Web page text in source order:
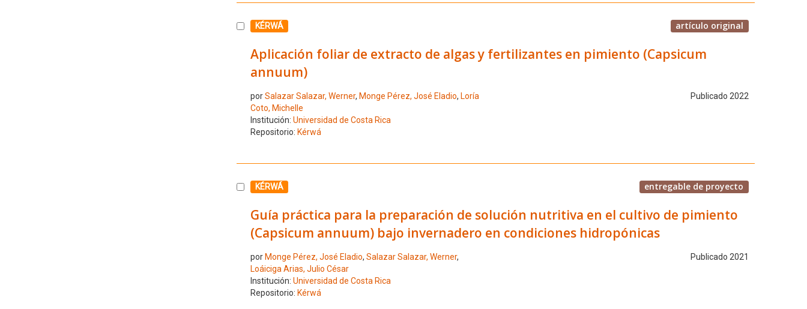
Seleccione el número de resultado 3
KÉRWÁ artículo original
Aplicación foliar de extracto de algas y fertilizantes en pimiento (Capsicum
annuum)
porSalazar Salazar, Werner, Monge Pérez, José Eladio, Loría
Coto, Michelle
Publicado 2022
Institución: Universidad de Costa Rica
Repositorio: Kérwá
Seleccione el número de resultado 4
KÉRWÁ entregable de proyecto
Guía práctica para la preparación de solución nutritiva en el cultivo de pimiento
(Capsicum annuum) bajo invernadero en condiciones hidropónicas
por Monge Pérez, José Eladio, Salazar Salazar, Werner,
Loáiciga Arias, Julio César
Publicado 2021
Institución: Universidad de Costa Rica
Repositorio: Kérwá